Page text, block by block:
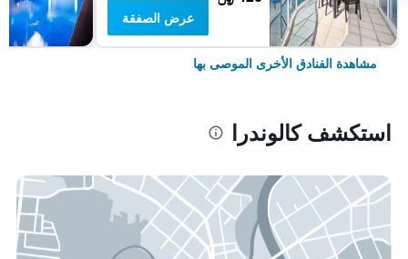
عرض الصفقة
مشاهدة الفنادق الأخرى الموصى بها
استكشف كالوندرا